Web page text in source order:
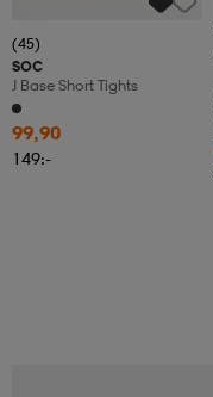
(45)
SOC
J Base Short Tights
99,90
149:-